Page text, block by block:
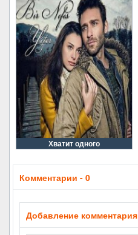
Хватит одного
Комментарии - 0
Добавление комментария